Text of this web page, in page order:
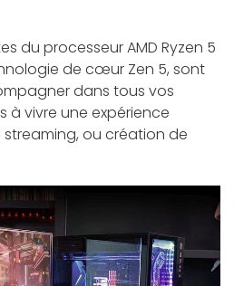
du processeur AMD Ryzen 5
de cœur Zen 5, sont
dans tous vos
à vivre une expérience
ou création de